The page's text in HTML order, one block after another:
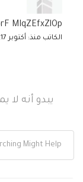
MIqZEfxZlOp
الكاتب منذ: أكتوبر 17, 2025
يبدو أنه لا